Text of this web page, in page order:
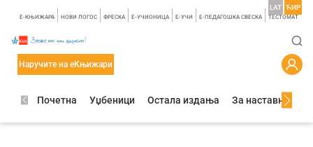
E-КЊИЖАРА НОВИ ЛОГОС ФРЕСКА E-УЧИОНИЦА E-УЧИ Е-ПЕДАГОШКА СВЕСКА TЕСТОМАТ
LAT ЋИР
Наручите на еКњижари
Почетна Уџбеници Остала издања За наставнике